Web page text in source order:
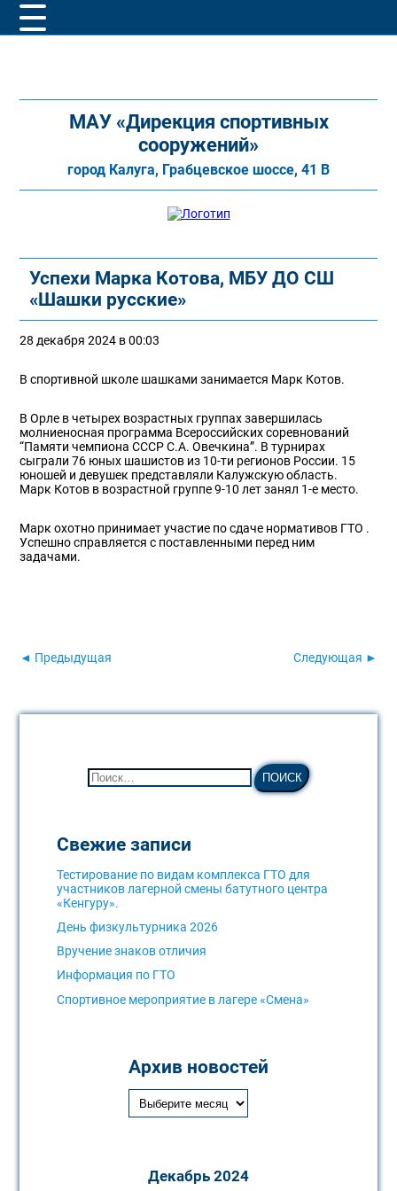
МАУ «Дирекция спортивных
сооружений»
город Калуга, Грабцевское шоссе, 41 В
Успехи Марка Котова, МБУ ДО СШ
«Шашки русские»
28 декабря 2024 в 00:03
В спортивной школе шашками занимается Марк Котов.
В Орле в четырех возрастных группах завершилась
молниеносная программа Всероссийских соревнований
“Памяти чемпиона СССР С.А. Овечкина”. В турнирах
сыграли 76 юных шашистов из 10-ти регионов России. 15
юношей и девушек представляли Калужскую область.
Марк Котов в возрастной группе 9-10 лет занял 1-е место.
Марк охотно принимает участие по сдаче нормативов ГТО .
Успешно справляется с поставленными перед ним
задачами.
◄ Предыдущая Следующая ►
Свежие записи
Тестирование по видам комплекса ГТО для
участников лагерной смены батутного центра
«Кенгуру».
День физкультурника 2026
Вручение знаков отличия
Информация по ГТО
Спортивное мероприятие в лагере «Смена»
Архив новостей
Декабрь 2024